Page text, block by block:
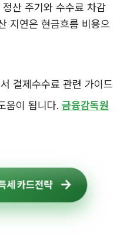
정산 주기와 수수료 차감
지연은 현금흐름 비용으
결제수수료 관련 가이드
움이 됩니다. 금융감독원
세 카드전략